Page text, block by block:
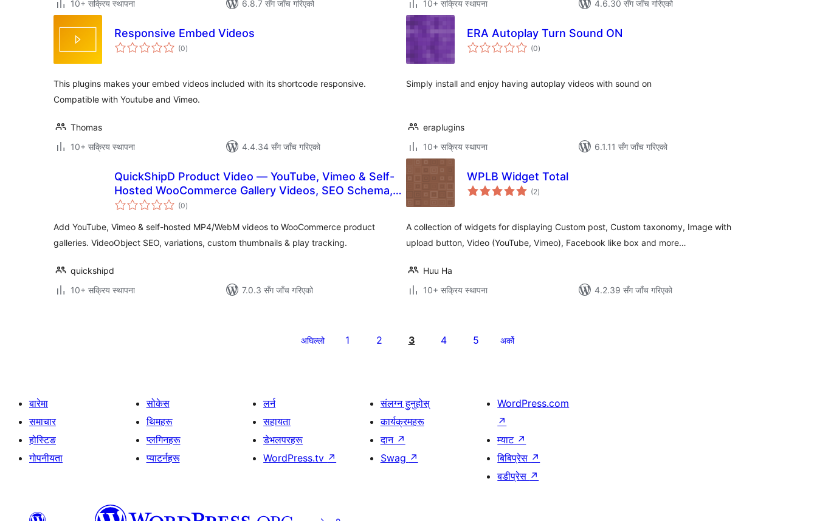
10+ सक्रिय स्थापना
6.8.7 सँग जाँच गरिएको
10+ सक्रिय स्थापना
4.6.30 सँग जाँच गरिएको
Responsive Embed Videos
(0कुल
रेटिङ्गहरू
)
This plugins makes your embed videos included with its shortcode responsive.
Compatible with Youtube and Vimeo.
Thomas
10+ सक्रिय स्थापना
4.4.34 सँग जाँच गरिएको
ERA Autoplay Turn Sound ON
(0कुल
रेटिङ्गहरू
)
Simply install and enjoy having autoplay videos with sound on
eraplugins
10+ सक्रिय स्थापना
6.1.11 सँग जाँच गरिएको
QuickShipD Product Video — YouTube, Vimeo & Self-
Hosted WooCommerce Gallery Videos, SEO Schema,
Variations, Thumbnails & Play Tracking
(0कुल
रेटिङ्गहरू
)
Add YouTube, Vimeo & self-hosted MP4/WebM videos to WooCommerce product
galleries. VideoObject SEO, variations, custom thumbnails & play tracking.
quickshipd
10+ सक्रिय स्थापना
7.0.3 सँग जाँच गरिएको
WPLB Widget Total
(2कुल
रेटिङ्गहरू
)
A collection of widgets for displaying Custom post, Custom taxonomy, Image with
upload button, Video (YouTube, Vimeo), Facebook like box and more…
Huu Ha
10+ सक्रिय स्थापना
4.2.39 सँग जाँच गरिएको
अघिल्लो 1 2 3 4 5 अर्को
बारेमा
समाचार
होस्टिङ
गोपनीयता
सोकेस
थिमहरू
प्लगिनहरू
प्याटर्नहरू
लर्न
सहायता
डेभलपरहरू
WordPress.tv ↗
संलग्न हुनुहोस्
कार्यक्रमहरू
दान ↗
Swag ↗
WordPress.com
↗
म्याट ↗
बिबिप्रेस ↗
बडीप्रेस ↗